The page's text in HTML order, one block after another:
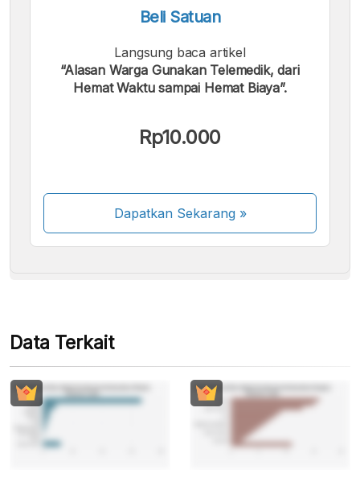
Beli Satuan
Langsung baca artikel
“Alasan Warga Gunakan Telemedik, dari
Hemat Waktu sampai Hemat Biaya”.
Rp10.000
Dapatkan Sekarang»
Beberapa metode pembayaran masih dalam
Data Terkait